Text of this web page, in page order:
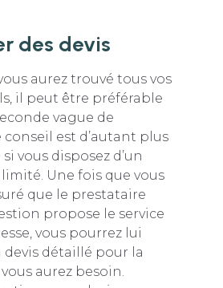
des devis
aurez trouvé tous vos
il peut être préférable
vague de
conseil est d’autant plus
vous disposez d’un
Une fois que vous
que le prestataire
propose le service
vous pourrez lui
détaillé pour la
aurez besoin.